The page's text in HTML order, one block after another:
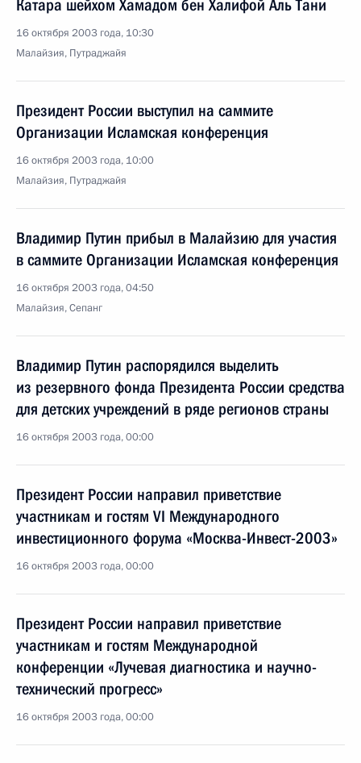
Катара шейхом Хамадом бен Халифой Аль Тани
16 октября 2003 года, 10:30
Малайзия, Путраджайя
Президент России выступил на саммите
Организации Исламская конференция
16 октября 2003 года, 10:00
Малайзия, Путраджайя
Владимир Путин прибыл в Малайзию для участия
в саммите Организации Исламская конференция
16 октября 2003 года, 04:50
Малайзия, Сепанг
Владимир Путин распорядился выделить
из резервного фонда Президента России средства
для детских учреждений в ряде регионов страны
16 октября 2003 года, 00:00
Президент России направил приветствие
участникам и гостям VI Международного
инвестиционного форума «Москва-Инвест-2003»
16 октября 2003 года, 00:00
Президент России направил приветствие
участникам и гостям Международной
конференции «Лучевая диагностика и научно-
технический прогресс»
16 октября 2003 года, 00:00